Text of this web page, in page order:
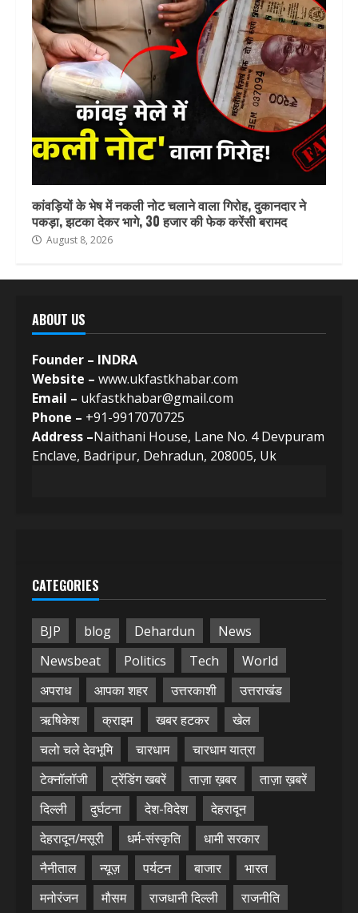
कांवड़ियों के भेष में नकली नोट चलाने वाला गिरोह, दुकानदार ने
पकड़ा, झटका देकर भागे, 30 हजार की फेक करेंसी बरामद
August 8, 2026
ABOUT US
Founder – INDRA
Website – www.ukfastkhabar.com
Email – ukfastkhabar@gmail.com
Phone – +91-9917070725
Address –Naithani House, Lane No. 4 Devpuram
Enclave, Badripur, Dehradun, 208005, Uk
CATEGORIES
BJP blog Dehardun
News
Newsbeat
Politics Tech
World
अपराध
आपका शहर उत्तरकाशी
उत्तराखंड
ऋषिकेश
क्राइम खबर हटकर
खेल
चलो चले देवभूमि
चारधाम
चारधाम यात्रा
टेक्नॉलॉजी
ट्रेंडिंग खबरें ताज़ा ख़बर
ताज़ा ख़बरें
दिल्ली
दुर्घटना देश-विदेश
देहरादून
देहरादून/मसूरी
धर्म-संस्कृति
धामी सरकार
नैनीताल
न्यूज़ पर्यटन बाजार
भारत
मनोरंजन
मौसम राजधानी दिल्ली
राजनीति